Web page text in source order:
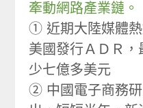
牽動網路產業鏈。
① 近期大陸媒體
美國發行ＡＤＲ
少七億多美元
② 中國電子商務